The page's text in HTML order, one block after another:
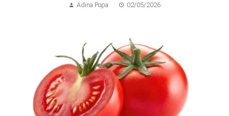
Adina Popa 02/05/2026